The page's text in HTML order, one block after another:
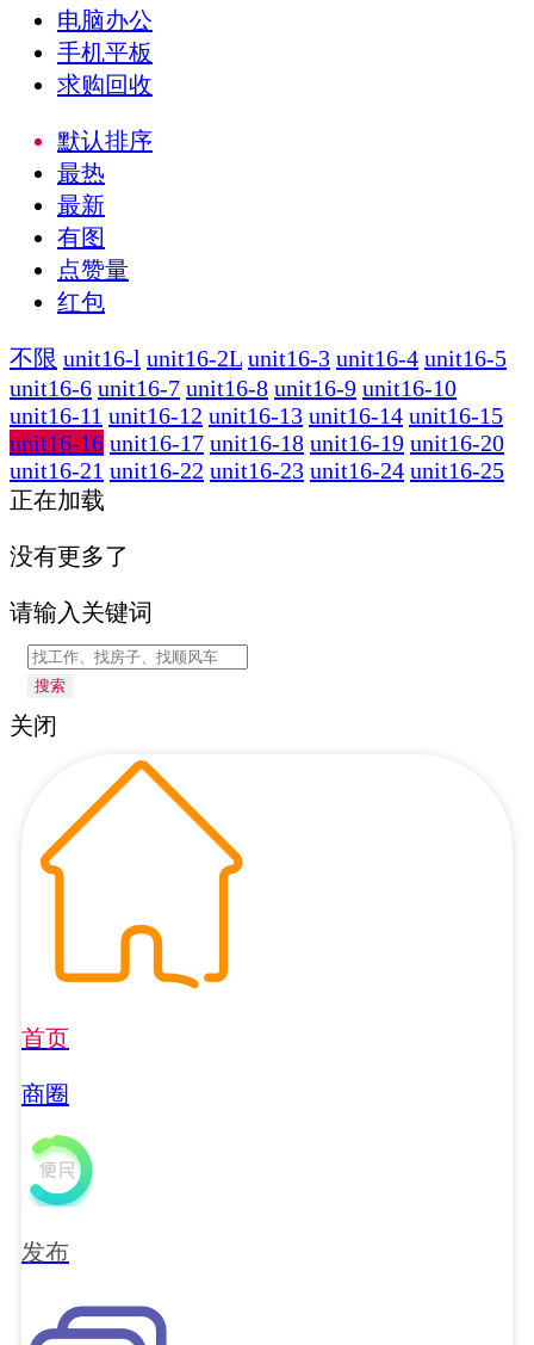
电脑办公
手机平板
求购回收
默认排序
最热
最新
有图
点赞量
红包
不限 unit16-l unit16-2L unit16-3 unit16-4 unit16-5
unit16-6 unit16-7 unit16-8 unit16-9 unit16-10
unit16-11 unit16-12 unit16-13 unit16-14 unit16-15
unit16-16 unit16-17 unit16-18 unit16-19 unit16-20
unit16-21 unit16-22 unit16-23 unit16-24 unit16-25
正在加载
没有更多了
请输入关键词
搜索
关闭
首页
商圈
发布